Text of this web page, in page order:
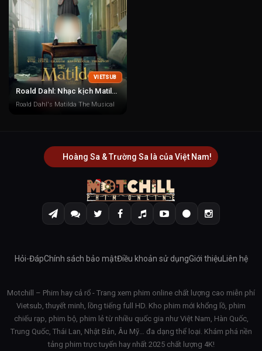
VIETSUB
Roald Dahl: Nhạc kịch Matilda
Roald Dahl's Matilda The Musical
Hoàng Sa & Trường Sa là của Việt Nam!
Hỏi-ĐápChính sách bảo mậtĐiều khoản sử dụngGiới thiệuLiên hệ
Motchill – Phim hay cả rổ - Trang xem phim online chất lượng cao miễn phí
Vietsub, thuyết minh, lồng tiếng full HD. Kho phim mới khổng lồ, phim
chiếu rạp, phim bộ, phim lẻ từ nhiều quốc gia như Việt Nam, Hàn Quốc,
Trung Quốc, Thái Lan, Nhật Bản, Âu Mỹ… đa dạng thể loại. Khám phá nền
tảng phim trực tuyến hay nhất 2025 chất lượng 4K!